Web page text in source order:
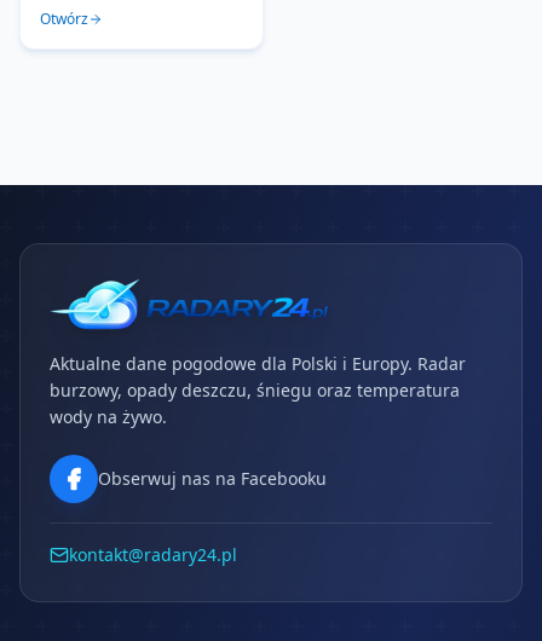
Otwórz
Aktualne dane pogodowe dla Polski i Europy. Radar
burzowy, opady deszczu, śniegu oraz temperatura
wody na żywo.
Obserwuj nas na Facebooku
kontakt@radary24.pl